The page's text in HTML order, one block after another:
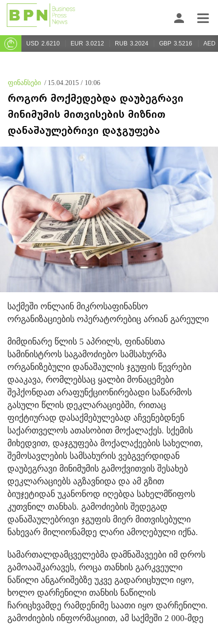
USD 2.6210 EUR 3.0212 RUB 3.2024 GBP 3.5216 AED
ფინანსები / 15.04.2015 / 10:06
როგორ მოქმედებდა დაუბეგრავი
მინიმუმის მითვისების მიზნით
დანაშაულებრივი დაჯგუფება
საქმეში ონლაინ მიკროსაფინანსო
ორგანიზაციების ოპერატორებიც არიან გარეული
მიმდინარე წლის 5 აპრილს, ფინანსთა
სამინისტროს საგამოძიებო სამსახურმა
ორგანიზებული დანაშაულის ჯგუფის წევრები
დააკავა, რომლებსაც ყალბი მონაცემები
შეჰქონდათ არაფუნქციონირებადი საწარმოს
გასული წლის დეკლარაციებში, რითაც
ფიქტიურად დასაქმებულებად აჩვენებდნენ
საქართველოს ათასობით მოქალაქეს. სქემის
მიხედვით, დაჯგუფება მოქალაქეების სახელით,
შემოსავლების სამსახურის ვებგვერდიდან
დაუბეგრავი მინიმუმის გამოქვითვის შესახებ
დეკლარაციებს აგზავნიდა და ამ გზით
ბიუჯეტიდან უკანონოდ იღებდა სახელმწიფოს
კუთვნილ თანხას. გამოძიების შედეგად
დანაშაულებრივი ჯგუფის მიერ მითვისებული
ნახევარ მილიონამდე ლარი ამოღებული იქნა.
სამართალდამცველებმა დამნაშავეები იმ დროს
გამოააშკარავეს, როცა თანხის გარკვეული
ნაწილი ანგარიშებზე უკვე გადარიცხული იყო,
ხოლო დარჩენილი თანხის ნაწილის
ჩარიცხვამდე რამდენიმე საათი იყო დარჩენილი.
გამოძიების ინფორმაციით, ამ საქმეში 2 000-მდე